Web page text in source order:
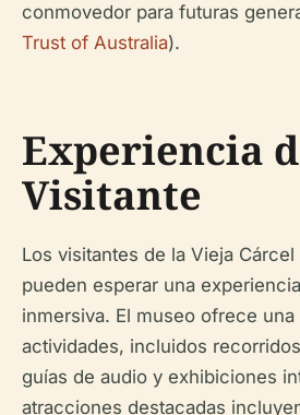
conmovedor para futuras
Trust of Australia).
Experiencia
Visitante
Los visitantes de la Vieja
pueden esperar una
inmersiva. El museo ofrece una
actividades, incluidos
guías de audio y exhibiciones
atracciones destacadas